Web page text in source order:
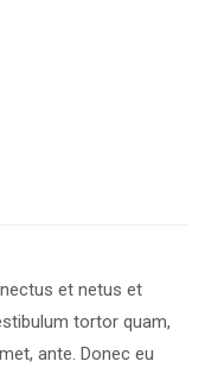
et netus et
tortor quam,
ante. Donec eu